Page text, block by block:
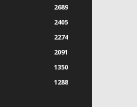
2689
2405
2274
2091
1350
1288